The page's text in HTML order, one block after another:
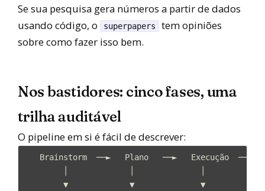
Se sua pesquisa gera números a partir de dados
usando código, o
superpapers
tem opiniões
sobre como fazer isso bem.
Nos bastidores: cinco fases, uma
trilha auditável
O pipeline em si é fácil de descrever:
Brainstorm  ──►   Plano   ──►   Execução  ──►
▼             ▼              ▼